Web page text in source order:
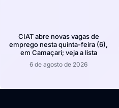
CIAT abre novas vagas de
emprego nesta quinta-feira (6),
em Camaçari; veja a lista
6 de agosto de 2026